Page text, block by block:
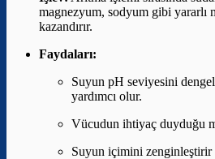
magnezyum, sodyum gibi yararlı
kazandırır.
Faydaları:
Suyun pH seviyesini
yardımcı olur.
Vücudun ihtiyaç duyduğu
Suyun içimini zenginleştirir